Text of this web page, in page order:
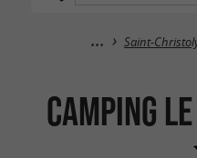
Saint-
Camping